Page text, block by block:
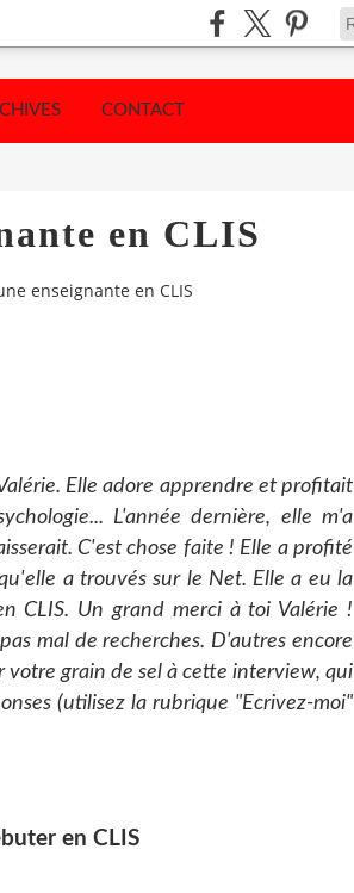
CONTACT
en CLIS
enseignante en CLIS
Elle adore apprendre et profitait
L'année dernière, elle m'a
C'est chose faite ! Elle a profité
a trouvés sur le Net. Elle a eu la
CLIS. Un grand merci à toi Valérie !
mal de recherches. D'autres encore
grain de sel à cette interview, qui
(utilisez la rubrique "Ecrivez-moi"
en CLIS